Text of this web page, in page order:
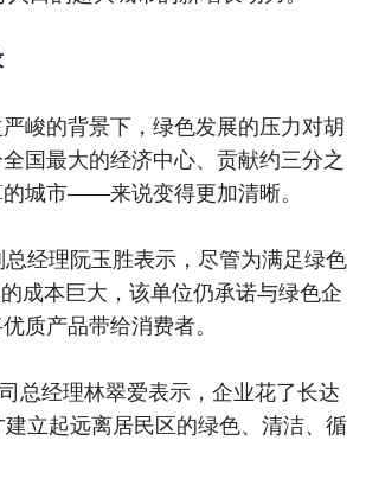
峻的背景下，绿色发展的压力对胡
国最大的经济中心、贡献约三分之
城市——来说变得更加清晰。
经理阮玉胜表示，尽管为满足绿色
成本巨大，该单位仍承诺与绿色企
质产品带给消费者。
总经理林翠爱表示，企业花了长达
立起远离居民区的绿色、清洁、循